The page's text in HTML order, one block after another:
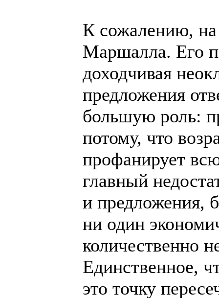
К сожалению, на
Маршалла. Его
доходчивая
предложения
большую роль:
потому, что
профанирует
главный
и предложения,
ни один
количественно
Единственное,
это точку